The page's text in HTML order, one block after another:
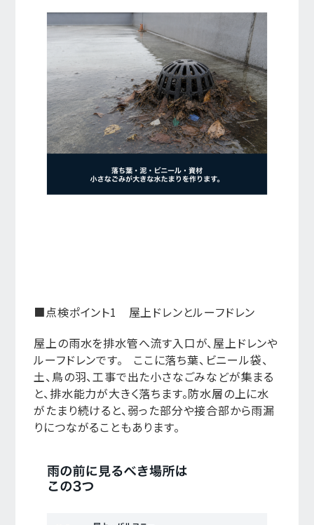
■点検ポイント1 屋上ドレンとルーフドレン
屋上の雨水を排水管へ流す入口が、屋上ドレンや
ルーフドレンです。 ここに落ち葉、ビニール袋、
土、鳥の羽、工事で出た小さなごみなどが集まる
と、排水能力が大きく落ちます。防水層の上に水
がたまり続けると、弱った部分や接合部から雨漏
りにつながることもあります。